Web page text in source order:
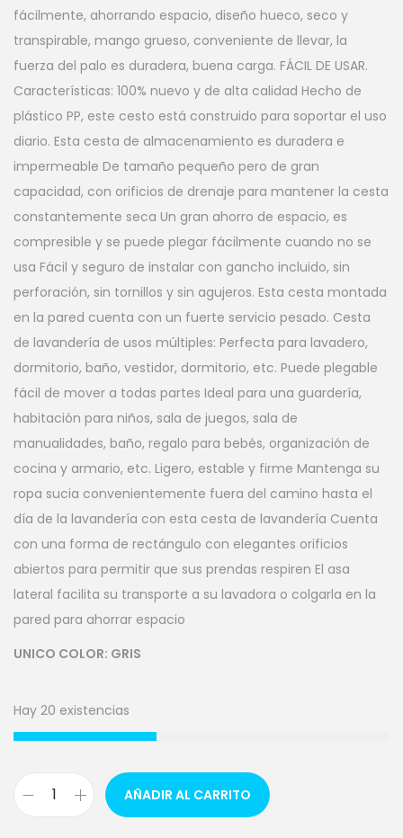
fácilmente, ahorrando espacio, diseño hueco, seco y
transpirable, mango grueso, conveniente de llevar, la
fuerza del palo es duradera, buena carga. FÁCIL DE USAR.
Características: 100% nuevo y de alta calidad Hecho de
plástico PP, este cesto está construido para soportar el uso
diario. Esta cesta de almacenamiento es duradera e
impermeable De tamaño pequeño pero de gran
capacidad, con orificios de drenaje para mantener la cesta
constantemente seca Un gran ahorro de espacio, es
compresible y se puede plegar fácilmente cuando no se
usa Fácil y seguro de instalar con gancho incluido, sin
perforación, sin tornillos y sin agujeros. Esta cesta montada
en la pared cuenta con un fuerte servicio pesado. Cesta
de lavandería de usos múltiples: Perfecta para lavadero,
dormitorio, baño, vestidor, dormitorio, etc. Puede plegable
fácil de mover a todas partes Ideal para una guardería,
habitación para niños, sala de juegos, sala de
manualidades, baño, regalo para bebés, organización de
cocina y armario, etc. Ligero, estable y firme Mantenga su
ropa sucia convenientemente fuera del camino hasta el
día de la lavandería con esta cesta de lavandería Cuenta
con una forma de rectángulo con elegantes orificios
abiertos para permitir que sus prendas respiren El asa
lateral facilita su transporte a su lavadora o colgarla en la
pared para ahorrar espacio
UNICO COLOR: GRIS
Hay 20 existencias
AÑADIR AL CARRITO